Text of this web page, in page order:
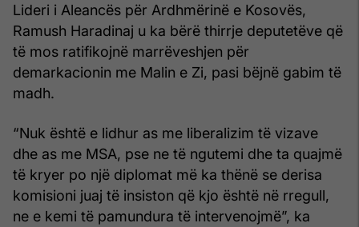
Lideri i Aleancës për Ardhmërinë e Kosovës,
Ramush Haradinaj u ka bërë thirrje deputetëve që
të mos ratifikojnë marrëveshjen për
demarkacionin me Malin e Zi, pasi bëjnë gabim të
madh.
“Nuk është e lidhur as me liberalizim të vizave
dhe as me MSA, pse ne të ngutemi dhe ta quajmë
të kryer po një diplomat më ka thënë se derisa
komisioni juaj të insiston që kjo është në rregull,
ne e kemi të pamundura të intervenojmë”, ka